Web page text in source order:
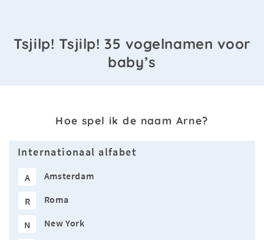
Tsjilp! Tsjilp! 35 vogelnamen voor
baby’s
Hoe spel ik de naam Arne?
Internationaal alfabet
A Amsterdam
R Roma
N New York